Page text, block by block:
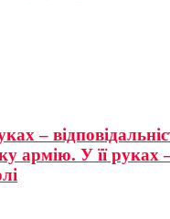
–
армію. У її руках